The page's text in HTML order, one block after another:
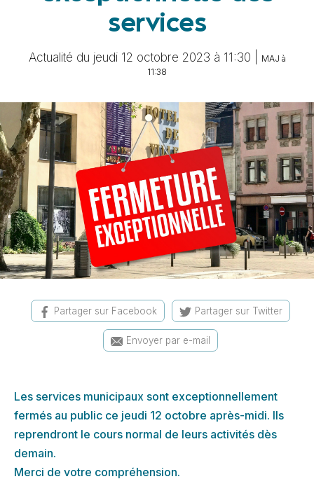
services
Actualité du jeudi 12 octobre 2023 à 11:30 |
MAJ à
11:38
Partager sur Facebook Partager sur Twitter
Envoyer par e-mail
Les services municipaux sont exceptionnellement
fermés au public ce jeudi 12 octobre après-midi. Ils
reprendront le cours normal de leurs activités dès
demain.
Merci de votre compréhension.